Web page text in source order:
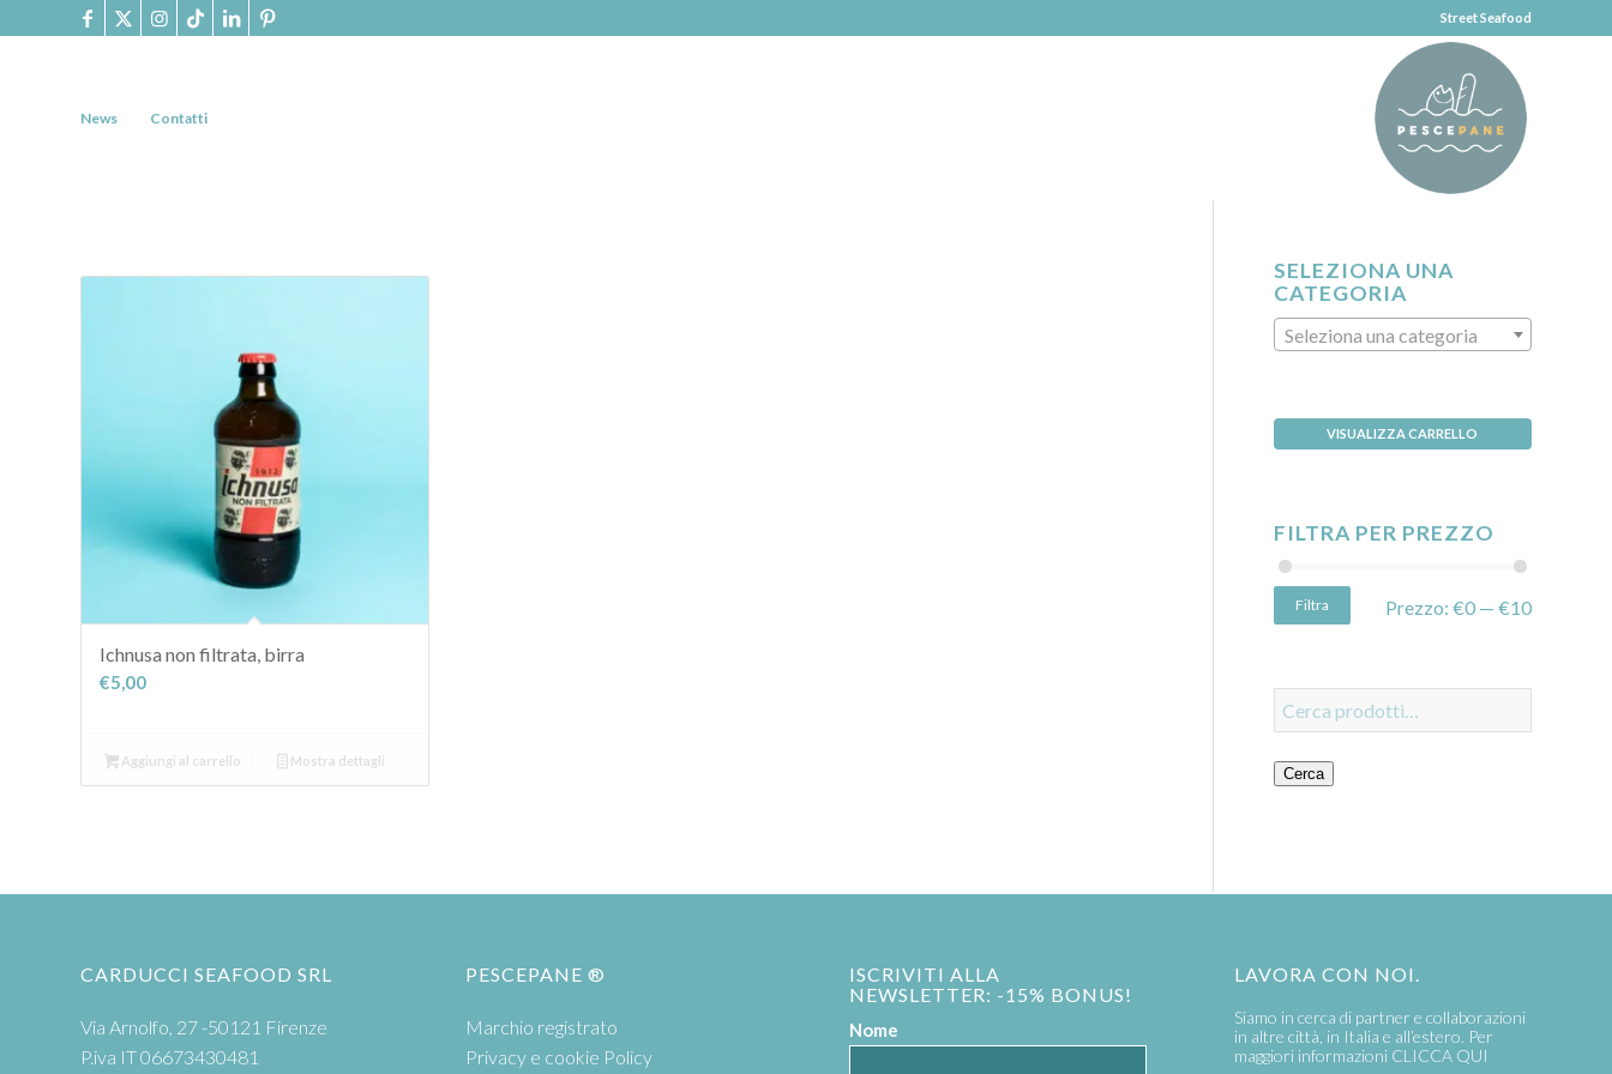
Street Seafood
News Contatti
Ichnusa non filtrata, birra
€5,00
Aggiungi al carrello Mostra dettagli
SELEZIONA UNA
CATEGORIA
Seleziona una categoria
VISUALIZZA CARRELLO
FILTRA PER PREZZO
Filtra Prezzo: €0 — €10
Cerca
CARDUCCI SEAFOOD SRL
Via Arnolfo, 27 -50121 Firenze
P.iva IT 06673430481
PESCEPANE ®
Marchio registrato
Privacy e cookie Policy
ISCRIVITI ALLA
NEWSLETTER: -15% BONUS!
Nome
LAVORA CON NOI.
Siamo in cerca di partner e collaborazioni
in altre città, in Italia e all’estero. Per
maggiori informazioni CLICCA QUI